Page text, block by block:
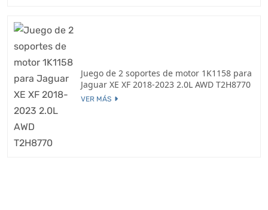
Juego de 2 soportes de motor 1K1158 para
Jaguar XE XF 2018-2023 2.0L AWD T2H8770
VER MÁS